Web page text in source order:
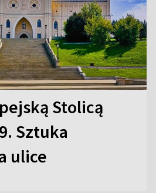
Stolicą
Sztuka
ulice